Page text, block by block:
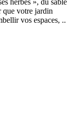
herbes », du sable
que votre jardin
vos espaces, ..